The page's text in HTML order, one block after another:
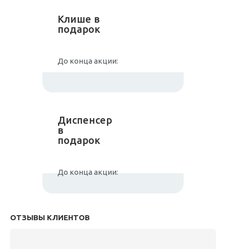
Клише в
подарок
До конца акции:
Диспенсер
в
подарок
До конца акции:
ОТЗЫВЫ КЛИЕНТОВ